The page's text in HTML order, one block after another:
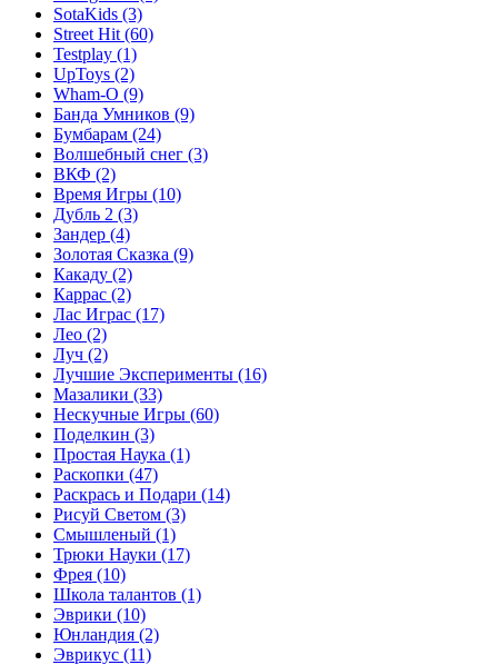
SotaKids (3)
Street Hit (60)
Testplay (1)
UpToys (2)
Wham-O (9)
Банда Умников (9)
Бумбарам (24)
Волшебный снег (3)
ВКФ (2)
Время Игры (10)
Дубль 2 (3)
Зандер (4)
Золотая Сказка (9)
Какаду (2)
Каррас (2)
Лас Играс (17)
Лео (2)
Луч (2)
Лучшие Эксперименты (16)
Мазалики (33)
Нескучные Игры (60)
Поделкин (3)
Простая Наука (1)
Раскопки (47)
Раскрась и Подари (14)
Рисуй Светом (3)
Смышленый (1)
Трюки Науки (17)
Фрея (10)
Школа талантов (1)
Эврики (10)
Юнландия (2)
Эврикус (11)